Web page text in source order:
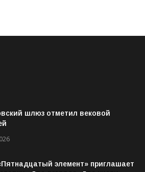
шлюз отметил вековой